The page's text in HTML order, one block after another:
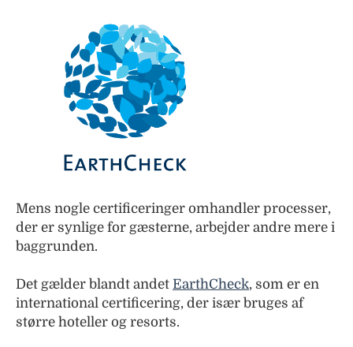
Mens nogle certificeringer omhandler processer,
der er synlige for gæsterne, arbejder andre mere i
baggrunden.
Det gælder blandt andet EarthCheck, som er en
international certificering, der især bruges af
større hoteller og resorts.